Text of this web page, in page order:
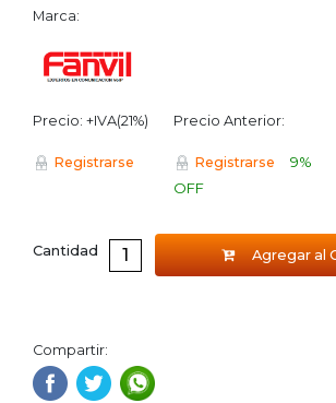
Marca:
Precio: +IVA(21%)
Registrarse
Precio Anterior:
Registrarse
9%
OFF
Cantidad Agregar al
Compartir: